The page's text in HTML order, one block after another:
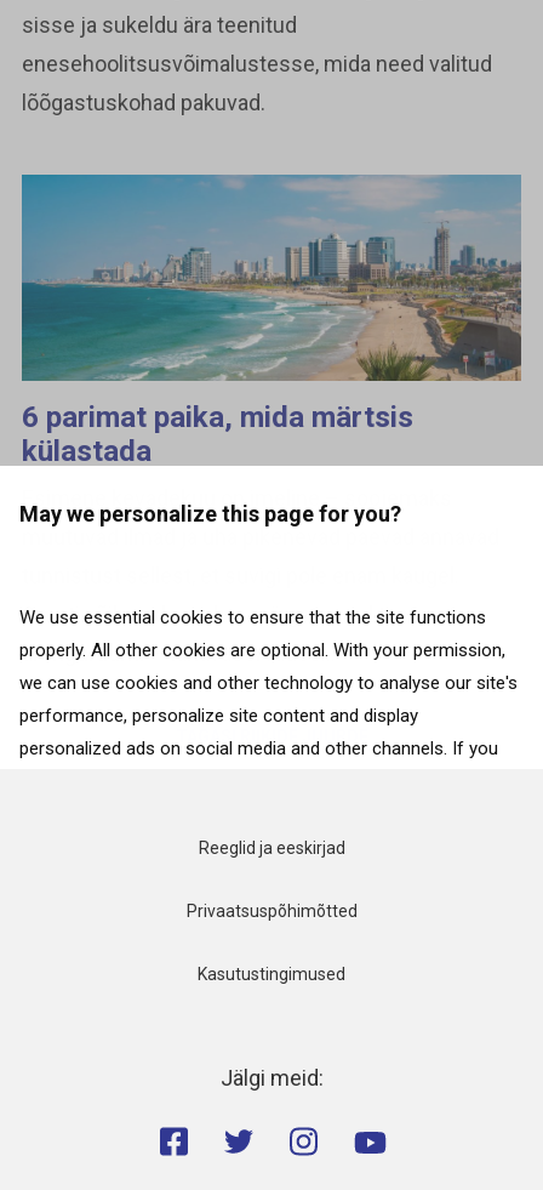
May we personalize this page for you?
We use essential cookies to ensure that the site functions
properly. All other cookies are optional. With your permission,
we can use cookies and other technology to analyse our site's
performance, personalize site content and display
personalized ads on social media and other channels. If you
interactions with the site, click on “Adjust selection”. To reject
only necessary cookies”. More details can be found on our
Accept only necessary cookies
Adjust selection
sisse ja sukeldu ära teenitud
enesehoolitsusvõimalustesse, mida need valitud
lõõgastuskohad pakuvad.
6 parimat paika, mida märtsis
külastada
Ometi võib enda umber märgata veel teatavat
arenguruumi – tänavaservades...
Reeglid ja eeskirjad
Privaatsuspõhimõtted
Kasutustingimused
Jälgi meid: